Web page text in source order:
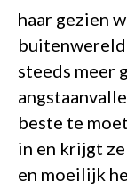
haar gezien
buitenwereld
steeds meer
beste te
in en krijgt
en moeilijk